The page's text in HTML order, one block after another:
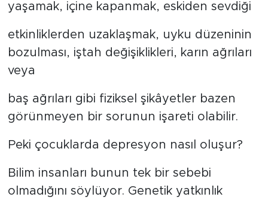
yaşamak, içine kapanmak, eskiden sevdiği
etkinliklerden uzaklaşmak, uyku düzeninin
bozulması, iştah değişiklikleri, karın ağrıları
veya
baş ağrıları gibi fiziksel şikâyetler bazen
görünmeyen bir sorunun işareti olabilir.
Peki çocuklarda depresyon nasıl oluşur?
Bilim insanları bunun tek bir sebebi
olmadığını söylüyor. Genetik yatkınlık